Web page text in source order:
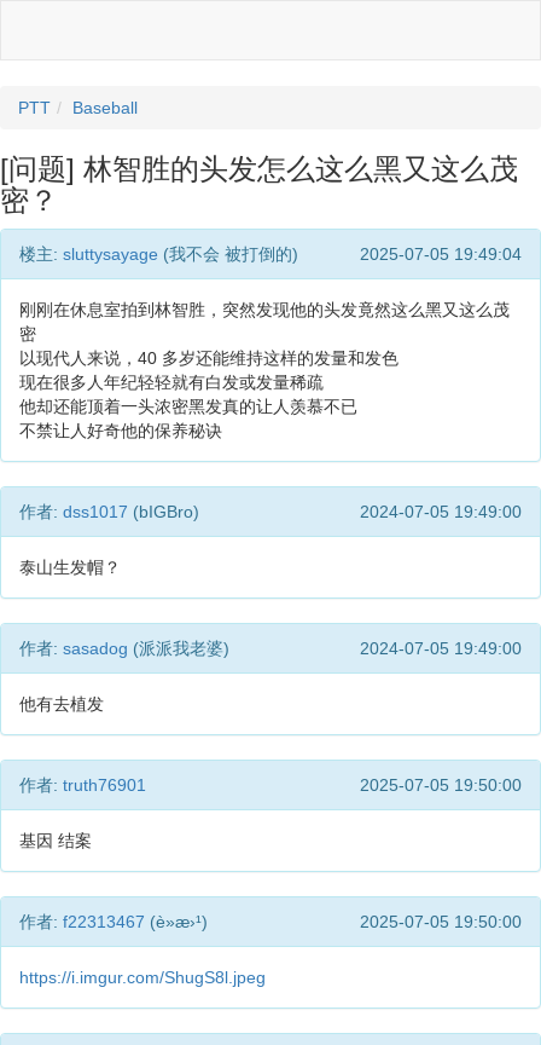
PTT Baseball
[问题] 林智胜的头发怎么这么黑又这么茂
密？
楼主: sluttysayage (我不会 被打倒的) 2025-07-05 19:49:04
刚刚在休息室拍到林智胜，突然发现他的头发竟然这么黑又这么茂
密
以现代人来说，40 多岁还能维持这样的发量和发色
现在很多人年纪轻轻就有白发或发量稀疏
他却还能顶着一头浓密黑发真的让人羡慕不已
不禁让人好奇他的保养秘诀
作者: dss1017 (bIGBro) 2024-07-05 19:49:00
泰山生发帽？
作者: sasadog (派派我老婆) 2024-07-05 19:49:00
他有去植发
作者: truth76901 2025-07-05 19:50:00
基因 结案
作者: f22313467 (è»æ›¹) 2025-07-05 19:50:00
https://i.imgur.com/ShugS8l.jpeg